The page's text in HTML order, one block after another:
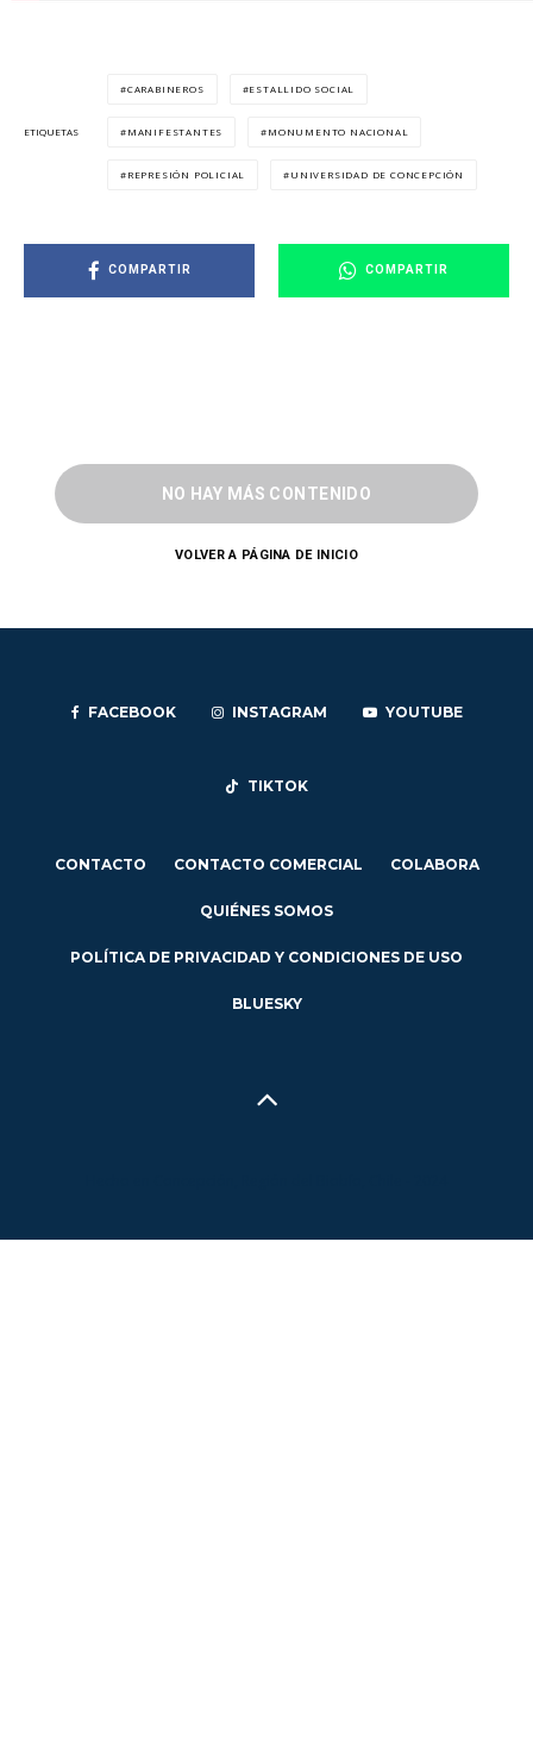
ETIQUETAS
CARABINEROS ESTALLIDO SOCIAL
MANIFESTANTES MONUMENTO NACIONAL
REPRESIÓN POLICIAL UNIVERSIDAD DE CONCEPCIÓN
COMPARTIR COMPARTIR
NO HAY MÁS CONTENIDO
VOLVER A PÁGINA DE INICIO
FACEBOOK INSTAGRAM YOUTUBE
TIKTOK
CONTACTO CONTACTO COMERCIAL COLABORA
QUIÉNES SOMOS
POLÍTICA DE PRIVACIDAD Y CONDICIONES DE USO
BLUESKY